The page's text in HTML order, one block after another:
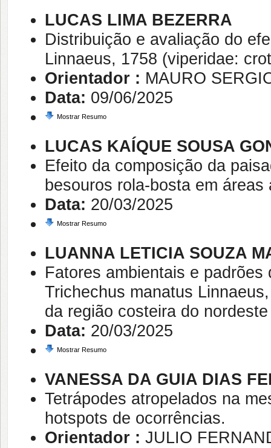
LUCAS LIMA BEZERRA
Distribuição e avaliação do
Linnaeus, 1758 (viperidae:
Orientador : MAURO
Data: 09/06/2025
Mostrar Resumo
LUCAS KAÍQUE SOUSA
Efeito da composição da
besouros rola-bosta em
Data: 20/03/2025
Mostrar Resumo
LUANNA LETICIA SOUZA
Fatores ambientais e
Trichechus manatus
da região costeira do
Data: 20/03/2025
Mostrar Resumo
VANESSA DA GUIA DIAS
Tetrápodes atropelados na
hotspots de ocorrências.
Orientador : JULIO